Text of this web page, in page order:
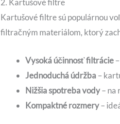
2. Kartušové filtre
Kartušové filtre sú populárnou
filtračným materiálom, ktorý
Vysoká účinnosť filtrácie
Jednoduchá údržba–
Nižšia spotreba vody– na
Kompaktné rozmery–